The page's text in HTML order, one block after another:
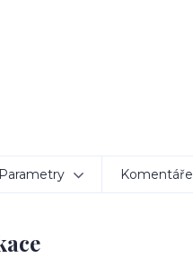
Parametry Komentáře